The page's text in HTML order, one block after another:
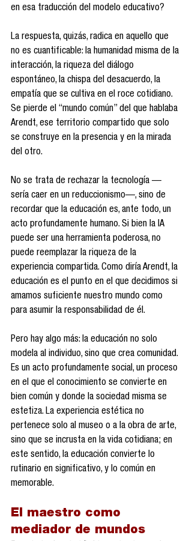
en esa traducción del modelo educativo?
La respuesta, quizás, radica en aquello que
no es cuantificable: la humanidad misma de la
interacción, la riqueza del diálogo
espontáneo, la chispa del desacuerdo, la
empatía que se cultiva en el roce cotidiano.
Se pierde el “mundo común” del que hablaba
Arendt, ese territorio compartido que solo
se construye en la presencia y en la mirada
del otro.
No se trata de rechazar la tecnología —
sería caer en un reduccionismo—, sino de
recordar que la educación es, ante todo, un
acto profundamente humano. Si bien la IA
puede ser una herramienta poderosa, no
puede reemplazar la riqueza de la
experiencia compartida. Como diría Arendt, la
educación es el punto en el que decidimos si
amamos suficiente nuestro mundo como
para asumir la responsabilidad de él.
Pero hay algo más: la educación no solo
modela al individuo, sino que crea comunidad.
Es un acto profundamente social, un proceso
en el que el conocimiento se convierte en
bien común y donde la sociedad misma se
estetiza. La experiencia estética no
pertenece solo al museo o a la obra de arte,
sino que se incrusta en la vida cotidiana; en
este sentido, la educación convierte lo
rutinario en significativo, y lo común en
memorable.
El maestro como
mediador de mundos